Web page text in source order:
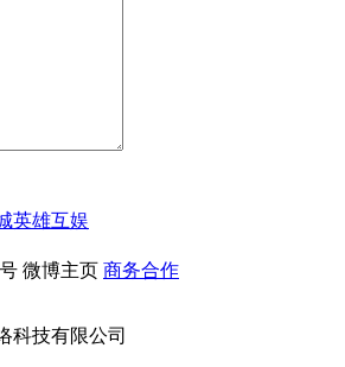
英雄互娱
微博主页 商务合作
科技有限公司